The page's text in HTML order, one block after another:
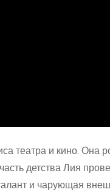
театра и кино.
детства Лия
и чарующая